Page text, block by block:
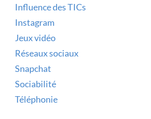
Influence des TICs
Instagram
Jeux vidéo
Réseaux sociaux
Snapchat
Sociabilité
Téléphonie